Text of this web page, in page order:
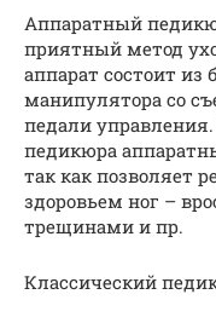
Аппаратный
приятный метод
аппарат состоит из
манипулятора со
педали
педикюра
так как позволяет
здоровьем ног –
трещинами и пр.
Классический